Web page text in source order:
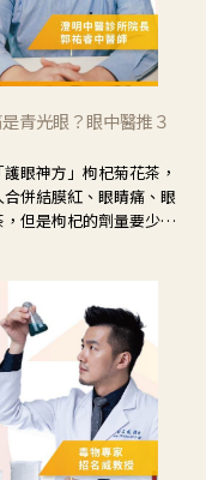
青光眼？眼中醫推３
眼神方」枸杞菊花茶，
併結膜紅、眼睛痛、眼
但是枸杞的劑量要少，
睛乾澀，結膜沒有紅，
就可以使用枸杞、蓮
顯著。